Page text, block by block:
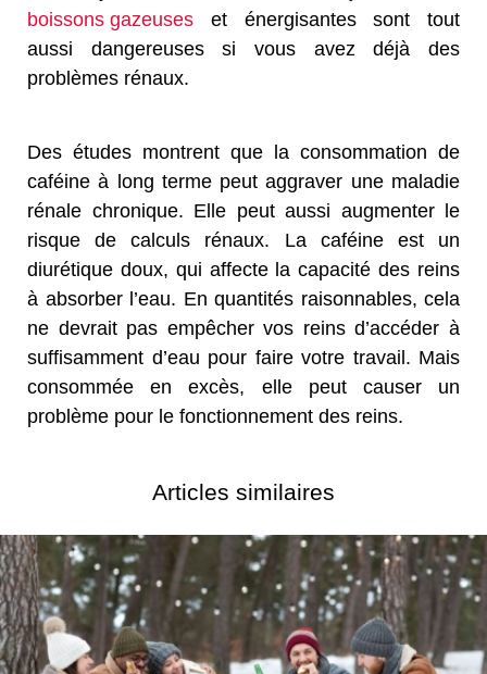
boissons gazeuses et énergisantes sont tout
aussi dangereuses si vous avez déjà des
problèmes rénaux.
Des études montrent que la consommation de
caféine à long terme peut aggraver une maladie
rénale chronique. Elle peut aussi augmenter le
risque de calculs rénaux. La caféine est un
diurétique doux, qui affecte la capacité des reins
à absorber l’eau. En quantités raisonnables, cela
ne devrait pas empêcher vos reins d’accéder à
suffisamment d’eau pour faire votre travail. Mais
consommée en excès, elle peut causer un
problème pour le fonctionnement des reins.
Articles similaires